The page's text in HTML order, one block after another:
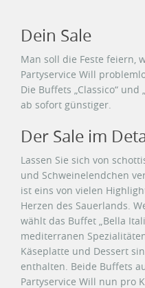
Dein Sale
Man soll die Feste feiern,
Partyservice Will
Die Buffets „Classico“
ab sofort günstiger.
Der Sale im
Lassen Sie sich von
und Schweinelendchen
ist eins von vielen
Herzen des Sauerlands.
wählt das Buffet „Bella
mediterranen
Käseplatte und Dessert
enthalten. Beide Buffets
Partyservice Will nun pro